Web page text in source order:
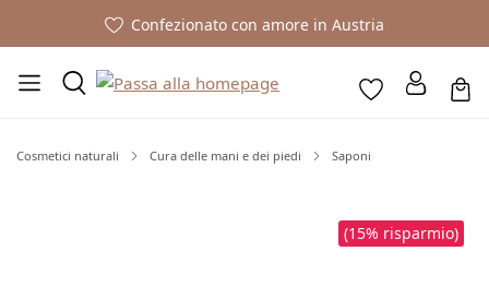
Confezionato con amore in Austria
Cosmetici naturali Cura delle mani e dei piedi Saponi
(15% risparmio)